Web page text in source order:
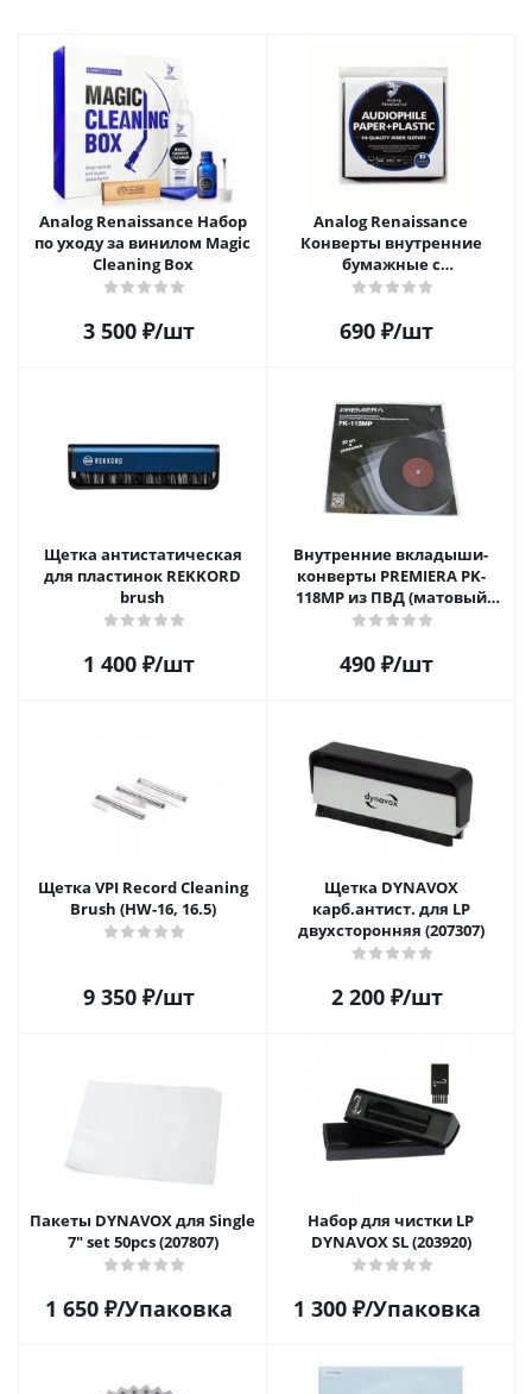
Analog Renaissance Набор
по уходу за винилом Magic
Cleaning Box
3 500₽/шт
Analog Renaissance
Конверты внутренние
бумажные с
антистатическим пакетом
Audiophile Paper+Plastic (10
690 ₽/шт
Щетка антистатическая
для пластинок REKKORD
brush
1 400₽/шт
Внутренние вкладыши-
конверты PREMIERA PK-
118MP из ПВД (матовый
пластик) для 12" виниловых
490 ₽/шт
Щетка VPI Record Cleaning
Brush (HW-16, 16.5)
9 350₽/шт
Щетка DYNAVOX
карб.антист. для LP
двухсторонняя (207307)
2 200₽/шт
Пакеты DYNAVOX для Single
7" set 50pcs (207807)
1 650₽/Упаковка
Набор для чистки LP
DYNAVOX SL (203920)
1 300₽/Упаковка